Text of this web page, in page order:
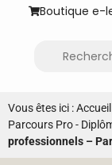
Boutique e-
Vous êtes ici :Accueil
Parcours Pro -
professionnels –